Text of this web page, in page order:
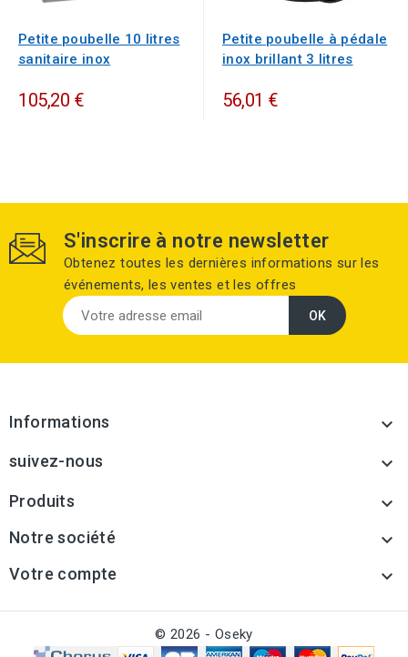
Petite poubelle 10 litres
sanitaire inox
105,20 €
Petite poubelle à pédale
inox brillant 3 litres
56,01 €
S'inscrire à notre newsletter
Obtenez toutes les dernières informations sur les
événements, les ventes et les offres
Informations 
suivez-nous 
Produits 
Notre société 
Votre compte 
© 2026 - Oseky